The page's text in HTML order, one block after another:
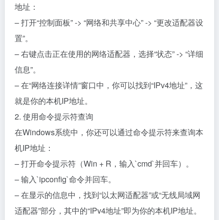
地址：
– 打开“控制面板” -> “网络和共享中心” -> “更改适配器设
置”。
– 右键点击正在使用的网络适配器，选择“状态” -> “详细
信息”。
– 在“网络连接详情”窗口中，你可以找到“IPv4地址”，这
就是你的本机IP地址。
2. 使用命令提示符查询
在Windows系统中，你还可以通过命令提示符来查询本
机IP地址：
– 打开命令提示符（Win + R，输入`cmd`并回车）。
– 输入`ipconfig`命令并回车。
– 在显示的信息中，找到“以太网适配器”或“无线局域网
适配器”部分，其中的“IPv4地址”即为你的本机IP地址。